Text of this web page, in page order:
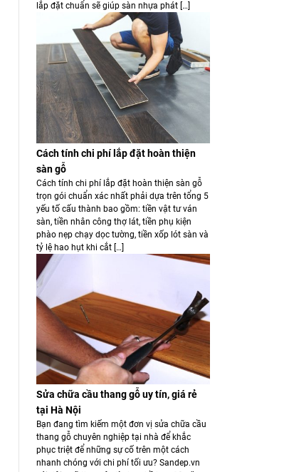
lắp đặt chuẩn sẽ giúp sàn nhựa phát […]
Cách tính chi phí lắp đặt hoàn thiện
sàn gỗ
Cách tính chi phí lắp đặt hoàn thiện sàn gỗ
trọn gói chuẩn xác nhất phải dựa trên tổng 5
yếu tố cấu thành bao gồm: tiền vật tư ván
sàn, tiền nhân công thợ lát, tiền phụ kiện
phào nẹp chạy dọc tường, tiền xốp lót sàn và
tỷ lệ hao hụt khi cắt […]
Sửa chữa cầu thang gỗ uy tín, giá rẻ
tại Hà Nội
Bạn đang tìm kiếm một đơn vị sửa chữa cầu
thang gỗ chuyên nghiệp tại nhà để khắc
phục triệt để những sự cố trên một cách
nhanh chóng với chi phí tối ưu? Sandep.vn